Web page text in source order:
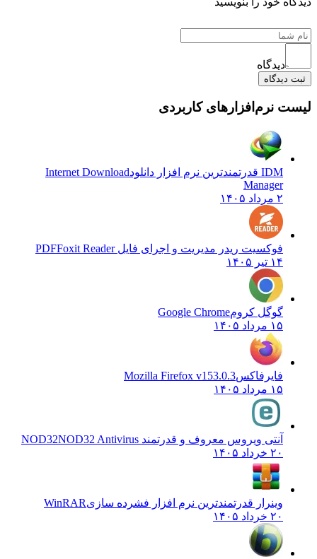
دیدگاه
ثبت دیدگاه
لیست نرم‌افزارهای کاربردی
IDM قدرتمندترین نرم افزار دانلود
Internet Download
Manager
۲ مرداد ۱۴۰۵
فوکسیت ریدر مدیریت و اجرای فایل PDFFoxit Reader
۱۴ تیر ۱۴۰۵
گوگل کرومGoogle Chrome
۱۵ مرداد ۱۴۰۵
فایرفاکسMozilla Firefox v153.0.3
۱۵ مرداد ۱۴۰۵
آنتی ویروس معروف و قدرتمند NOD32 NOD32 Antivirus
۲۰ خرداد ۱۴۰۵
وینرار قدرتمندترین نرم افزار فشرده سازیWinRAR
۲۰ خرداد ۱۴۰۵